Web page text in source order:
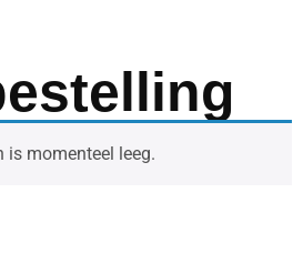
is momenteel leeg.